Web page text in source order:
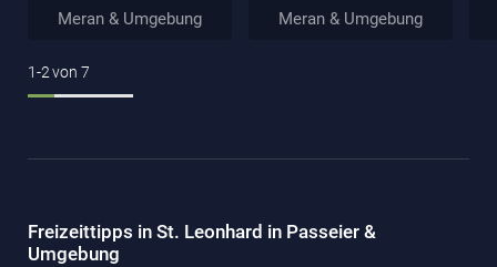
Meran & Umgebung Meran & Umgebung
1-2von 7
Freizeittipps in St. Leonhard in Passeier &
Umgebung